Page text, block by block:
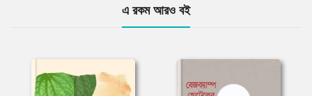
এ রকম আরও বই